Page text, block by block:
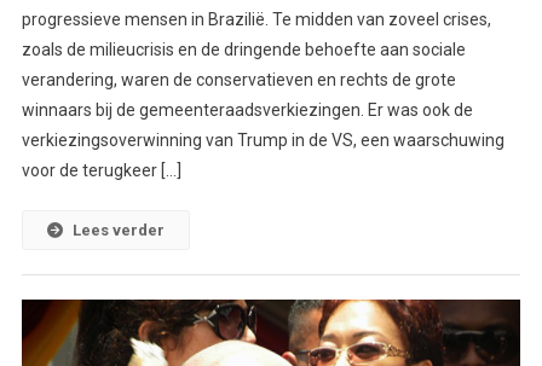
progressieve mensen in Brazilië. Te midden van zoveel crises,
zoals de milieucrisis en de dringende behoefte aan sociale
verandering, waren de conservatieven en rechts de grote
winnaars bij de gemeenteraadsverkiezingen. Er was ook de
verkiezingsoverwinning van Trump in de VS, een waarschuwing
voor de terugkeer […]
Lees verder